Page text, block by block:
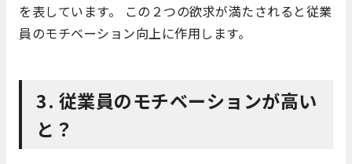
を表しています。 この２つの欲求が満たされると従業
員のモチベーション向上に作用します。
3. 従業員のモチベーションが高い
と？